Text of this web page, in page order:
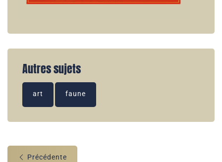
Autres sujets
art faune
Précédente